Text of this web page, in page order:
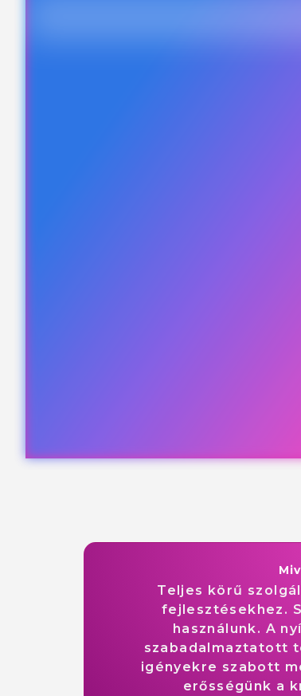
Teljes körű
fejlesztésekhez.
használunk. A
szabadalmaztatott
igényekre szabott
erősségünk a